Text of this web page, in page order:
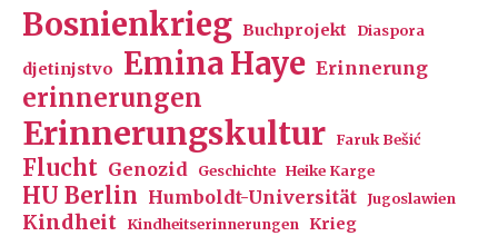
Bosnienkrieg Buchprojekt Diaspora
djetinjstvo Emina Haye Erinnerung
erinnerungen
Erinnerungskultur Faruk Bešić
Flucht Genozid Geschichte Heike Karge
HU Berlin Humboldt-Universität Jugoslawien
Kindheit Kindheitserinnerungen
Krieg